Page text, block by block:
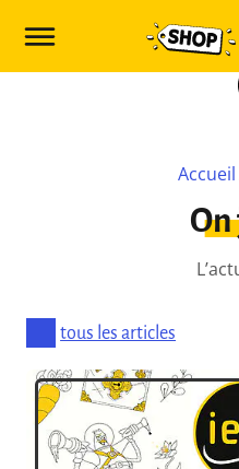
Accueil
tous les articles